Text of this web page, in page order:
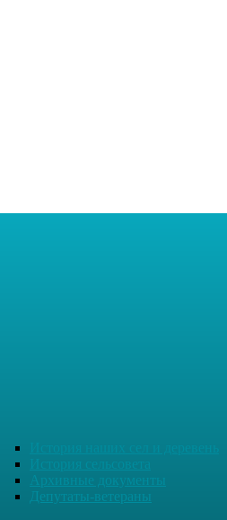
Архивные документы
Депутаты-ветераны